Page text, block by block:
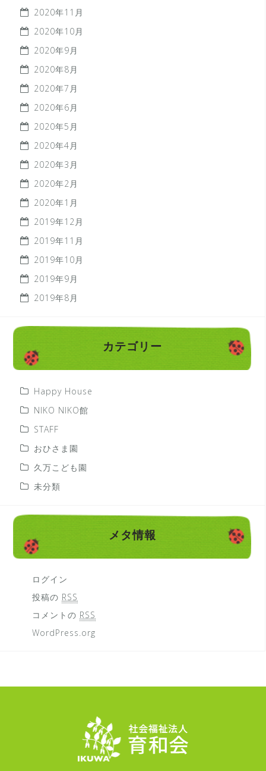
2020年11月
2020年10月
2020年9月
2020年8月
2020年7月
2020年6月
2020年5月
2020年4月
2020年3月
2020年2月
2020年1月
2019年12月
2019年11月
2019年10月
2019年9月
2019年8月
カテゴリー
Happy House
NIKO NIKO館
STAFF
おひさま園
久万こども園
未分類
メタ情報
ログイン
投稿の RSS
コメントの RSS
WordPress.org